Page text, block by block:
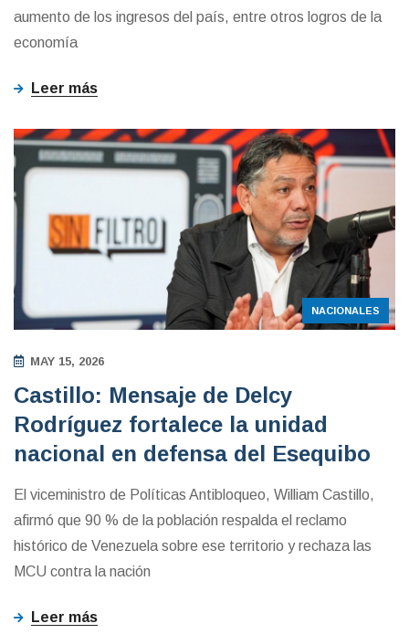
aumento de los ingresos del país, entre otros logros de la
economía
Leer más
NACIONALES
MAY 15, 2026
Castillo: Mensaje de Delcy
Rodríguez fortalece la unidad
nacional en defensa del Esequibo
El viceministro de Políticas Antibloqueo, William Castillo,
afirmó que 90 % de la población respalda el reclamo
histórico de Venezuela sobre ese territorio y rechaza las
MCU contra la nación
Leer más